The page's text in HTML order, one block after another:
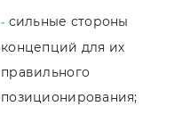
- сильные стороны
концепций для их
правильного
позиционирования;